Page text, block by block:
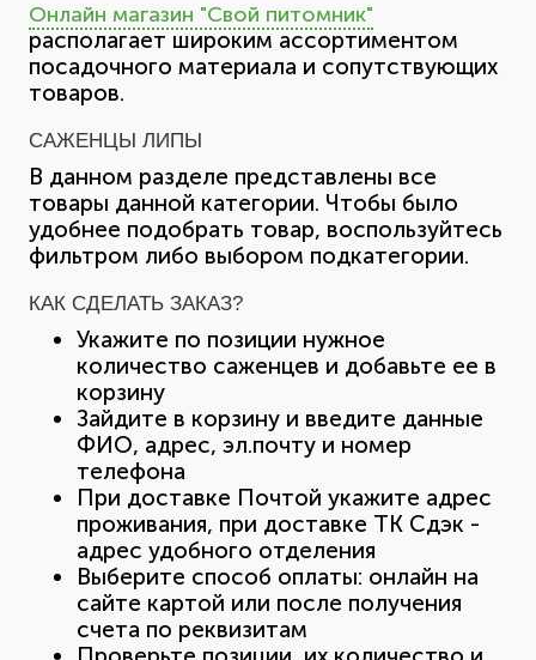
Онлайн магазин "Свой питомник"
располагает широким ассортиментом
посадочного материала и сопутствующих
товаров.
САЖЕНЦЫ ЛИПЫ
В данном разделе представлены все
товары данной категории. Чтобы было
удобнее подобрать товар, воспользуйтесь
фильтром либо выбором подкатегории.
КАК СДЕЛАТЬ ЗАКАЗ?
Укажите по позиции нужное
количество саженцев и добавьте ее в
корзину
Зайдите в корзину и введите данные
ФИО, адрес, эл.почту и номер
телефона
При доставке Почтой укажите адрес
проживания, при доставке ТК Сдэк -
адрес удобного отделения
Выберите способ оплаты: онлайн на
сайте картой или после получения
счета по реквизитам